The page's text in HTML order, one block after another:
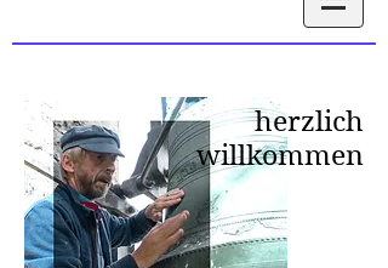
herzlich
willkommen